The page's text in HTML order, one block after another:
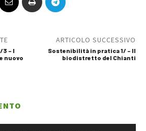
– I
nuovo
ARTICOLO SUCCESSIVO
Sostenibilità in pratica 1/ – Il
biodistretto del Chianti